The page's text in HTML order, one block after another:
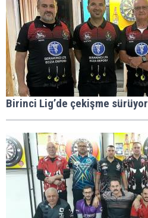
Birinci Lig’de çekişme sürüyor